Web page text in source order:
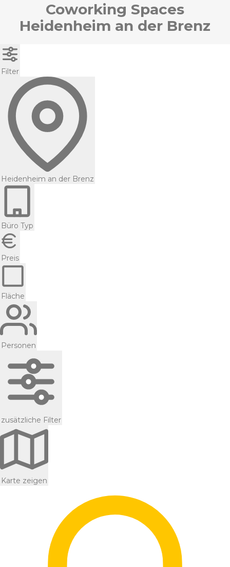
Coworking Spaces
Heidenheim an der Brenz
Filter
Heidenheim an der Brenz
Büro Typ
Preis
Fläche
Personen
zusätzliche Filter
Karte zeigen